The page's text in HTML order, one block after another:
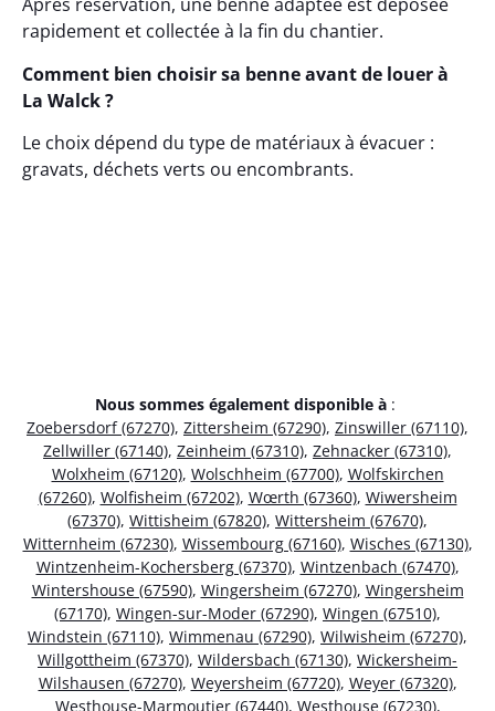
Après réservation, une benne adaptée est déposée
rapidement et collectée à la fin du chantier.
Comment bien choisir sa benne avant de louer à
La Walck ?
Le choix dépend du type de matériaux à évacuer :
gravats, déchets verts ou encombrants.
Nous sommes également disponible à :
Zoebersdorf (67270), Zittersheim (67290), Zinswiller (67110),
Zellwiller (67140), Zeinheim (67310), Zehnacker (67310),
Wolxheim (67120), Wolschheim (67700), Wolfskirchen
(67260), Wolfisheim (67202), Wœrth (67360), Wiwersheim
(67370), Wittisheim (67820), Wittersheim (67670),
Witternheim (67230), Wissembourg (67160), Wisches (67130),
Wintzenheim-Kochersberg (67370), Wintzenbach (67470),
Wintershouse (67590), Wingersheim (67270), Wingersheim
(67170), Wingen-sur-Moder (67290), Wingen (67510),
Windstein (67110), Wimmenau (67290), Wilwisheim (67270),
Willgottheim (67370), Wildersbach (67130), Wickersheim-
Wilshausen (67270), Weyersheim (67720), Weyer (67320),
Westhouse-Marmoutier (67440), Westhouse (67230),